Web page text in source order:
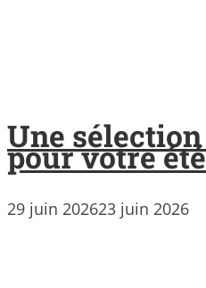
Une
pour votre
29 juin 202623 juin 2026